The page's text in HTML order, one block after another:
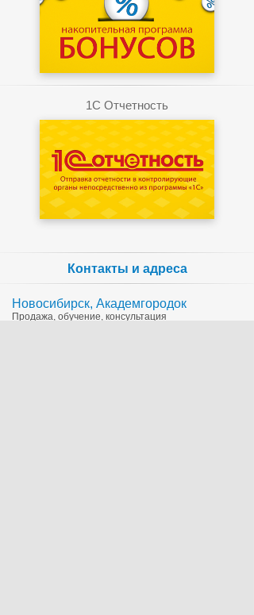
1C Отчетность
Контакты и адреса
Новосибирск, Академгородок
Продажа, обучение, консультация